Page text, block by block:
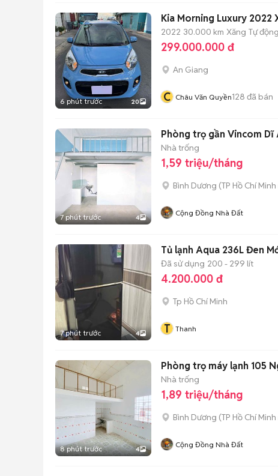
6 phút trước 20
Kia Morning Luxury 2022
2022 30.000 km Xăng Tự động
299.000.000 đ
An Giang
C Châu Văn Quyền128 đã bán
7 phút trước 4
Phòng trọ gần Vincom Dĩ
Nhà trống
1,59 triệu/tháng
Bình Dương (TP Hồ Chí Minh
Cộng Đồng Nhà Đất
7 phút trước 4
Tủ lạnh Aqua 236L Đen
Đã sử dụng 200 - 299 lít
4.200.000 đ
Tp Hồ Chí Minh
T Thanh
8 phút trước 4
Phòng trọ máy lạnh 105
Nhà trống
1,89 triệu/tháng
Bình Dương (TP Hồ Chí Minh
Cộng Đồng Nhà Đất